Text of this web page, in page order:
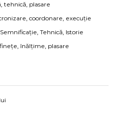
tehnică, plasare
coordonare, execuție
Tehnică, Istorie
înălțime, plasare